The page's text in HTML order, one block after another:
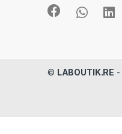
© LABOUTIK.RE -